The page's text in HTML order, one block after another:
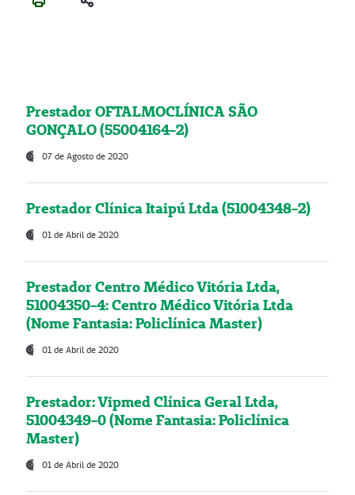
Prestador OFTALMOCLÍNICA SÃO
GONÇALO (55004164-2)
07 de Agosto de 2020
Prestador Clínica Itaipú Ltda (51004348-2)
01 de Abril de 2020
Prestador Centro Médico Vitória Ltda,
51004350-4: Centro Médico Vitória Ltda
(Nome Fantasia: Policlínica Master)
01 de Abril de 2020
Prestador: Vipmed Clínica Geral Ltda,
51004349-0 (Nome Fantasia: Policlínica
Master)
01 de Abril de 2020